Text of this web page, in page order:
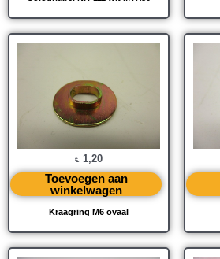
Kraagring M6 ovaal
€ 1,20
Toevoegen aan
winkelwagen